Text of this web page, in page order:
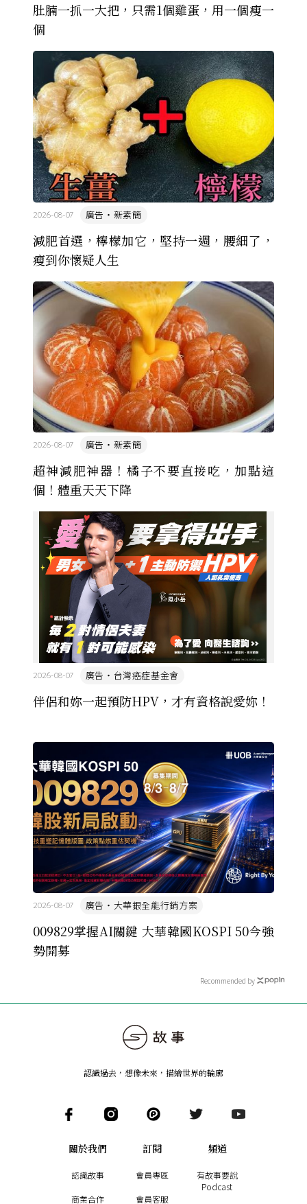
肚腩一抓一大把，只需1個雞蛋，用一個瘦一
個
減肥首選，檸檬加它，堅持一週，腰細了，
瘦到你懷疑人生
廣告・新素簡
2026-08-07
超神減肥神器！橘子不要直接吃，加點這
個！體重天天下降
廣告・新素簡
2026-08-07
伴侶和妳一起預防HPV，才有資格說愛妳！
廣告・台灣癌症基金會
2026-08-07
009829掌握AI關鍵 大華韓國KOSPI 50今強
勢開募
廣告・大華銀全能行銷方案
2026-08-07
Recommended by
認識過去，想像未來 ， 描繪世界的輪廓
關於我們
認識故事
商業合作
訂閱
會員專區
會員客服
頻道
有故事要說
Podcast